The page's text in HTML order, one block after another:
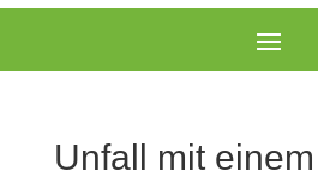
Unfall mit einem